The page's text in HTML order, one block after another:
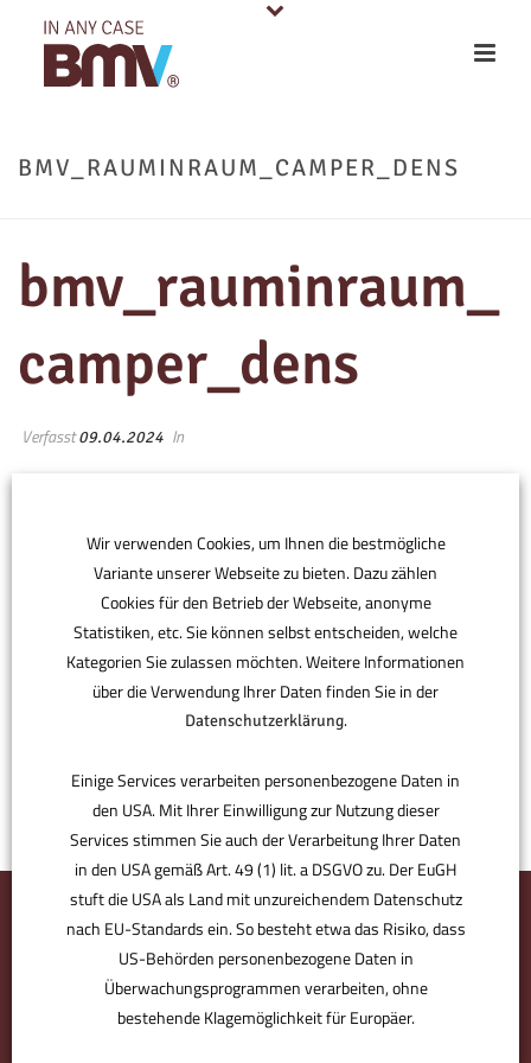
BMV_RAUMINRAUM_CAMPER_DENS
bmv_rauminraum_
camper_dens
Verfasst09.04.2024 In
Wir verwenden Cookies, um Ihnen die bestmögliche
Variante unserer Webseite zu bieten. Dazu zählen
Cookies für den Betrieb der Webseite, anonyme
Statistiken, etc. Sie können selbst entscheiden, welche
Kategorien Sie zulassen möchten. Weitere Informationen
über die Verwendung Ihrer Daten finden Sie in der
Datenschutzerklärung.
Einige Services verarbeiten personenbezogene Daten in
den USA. Mit Ihrer Einwilligung zur Nutzung dieser
Services stimmen Sie auch der Verarbeitung Ihrer Daten
in den USA gemäß Art. 49 (1) lit. a DSGVO zu. Der EuGH
stuft die USA als Land mit unzureichendem Datenschutz
nach EU-Standards ein. So besteht etwa das Risiko, dass
US-Behörden personenbezogene Daten in
Überwachungsprogrammen verarbeiten, ohne
bestehende Klagemöglichkeit für Europäer.